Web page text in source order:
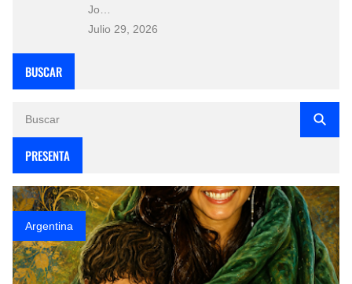
Jo…
Julio 29, 2026
BUSCAR
PRESENTA
Argentina